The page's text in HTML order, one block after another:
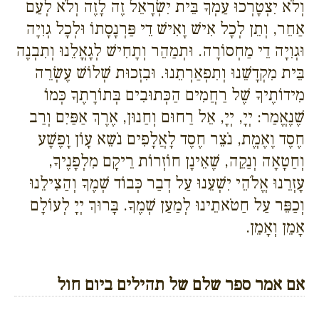
וְלֹא יִצְטָרְכוּ עַמְךָ בֵּית יִשְׂרָאֵל זֶה לָזֶה וְלֹא לְעַם
אַחֵר, וְתֵן לְכָל אִישׁ וָאִישׁ דֵי פַּרְנָסָתוֹ וּלְכָל גְוִיָה
וּגְוִיָה דֵי מַחְסוֹרָה. וּתְמַהֵר וְתָחִישׁ לְגָאֳלֵנוּ וְתִבְנֶה
בֵּית מִקְדָשֵׁנוּ וְתִפְאַרְתֵנוּ. וּבִזְכוּת שְׁלוֹשׁ עֶשְׂרֵה
מִידוֹתֶיךָ שֶׁל רַחֲמִים הַכְּתוּבִים בְּתוֹרָתֶךָ כְּמוֹ
שֶׁנֶאֱמַר: יְיָ, יְיָ, אֵל רַחוּם וְחַנוּן, אֶרֶךְ אַפַּיִם וְרַב
חֶסֶד וֶאֶמֱת, נֹצֵר חֶסֶד לָאֲלָפִים נֹשֵא עָוֹן וָפֶשָׁע
וְחַטָאָה וְנַקֵה, שֶׁאֵינָן חוֹזְרוֹת רֵיקָם מִלְפָנֶיךָ,
עָזְרֵנוּ אֱלֹהֵי יִשְׁעֵנוּ עַל דְבַר כְּבוֹד שְׁמֶךָ וְהַצִילֵנוּ
וְכַפֵּר עַל חַטֹאתֵינוּ לְמַעַן שְׁמֶךָ. בָּרוּךְ יְיָ לְעוֹלָם
אָמֵן וְאָמֵן.
אם אמר ספר שלם של תהילים ביום חול